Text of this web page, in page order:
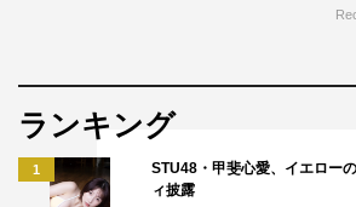
た斬る。詐欺被害で父親が会社を追
『マルス－ゼロの革命－』
テレビ朝日系
ランキング
1
STU48・甲斐心愛、イエロー
ィ披露